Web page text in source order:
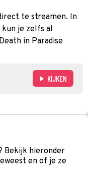
te streamen. In
kun je zelfs al
in Paradise
KIJKEN
Bekijk hieronder
en of je ze